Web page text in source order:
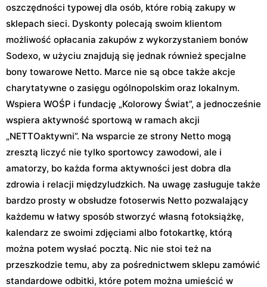
oszczędności typowej dla osób, które robią zakupy w
sklepach sieci. Dyskonty polecają swoim klientom
możliwość opłacania zakupów z wykorzystaniem bonów
Sodexo, w użyciu znajdują się jednak również specjalne
bony towarowe Netto. Marce nie są obce także akcje
charytatywne o zasięgu ogólnopolskim oraz lokalnym.
Wspiera WOŚP i fundację „Kolorowy Świat”, a jednocześnie
wspiera aktywność sportową w ramach akcji
„NETTOaktywni”. Na wsparcie ze strony Netto mogą
zresztą liczyć nie tylko sportowcy zawodowi, ale i
amatorzy, bo każda forma aktywności jest dobra dla
zdrowia i relacji międzyludzkich. Na uwagę zasługuje także
bardzo prosty w obsłudze fotoserwis Netto pozwalający
każdemu w łatwy sposób stworzyć własną fotoksiążkę,
kalendarz ze swoimi zdjęciami albo fotokartkę, którą
można potem wysłać pocztą. Nic nie stoi też na
przeszkodzie temu, aby za pośrednictwem sklepu zamówić
standardowe odbitki, które potem można umieścić w